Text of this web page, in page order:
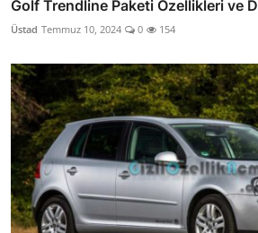
Golf Trendline Paketi Özellikleri ve
Üstad Temmuz 10, 2024 0 154